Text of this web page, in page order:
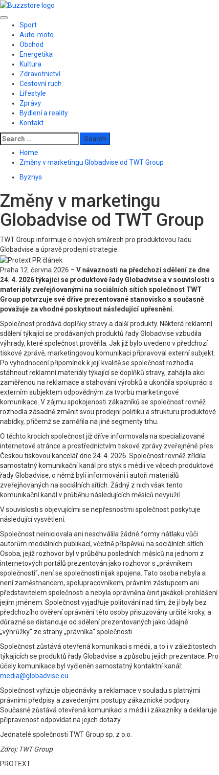
Skip
content
Primary
Menu
Sport
Auto-moto
Obchod
Energetika
Kultura
Zdravotnictví
Cestovní ruch
Lifestyle
Zprávy
Bydlení a reality
Kontakt
Search
for:
Home
Změny v marketingu Globadvise od TWT Group
Byznys
Změny v marketingu
Globadvise od TWT Group
TWT Group informuje o nových směrech pro produktovou řadu
Globadvise a úpravě prodejní strategie.
Praha 12. června 2026 – V návaznosti na předchozí sdělení ze dne
24. 4. 2026 týkající se produktové řady Globadvise a v souvislosti s
materiály zveřejňovanými na sociálních sítích společnost TWT
Group potvrzuje své dříve prezentované stanovisko a současně
považuje za vhodné poskytnout následující upřesnění.
Společnost prodává doplňky stravy a další produkty. Některá reklamní
sdělení týkající se prodávaných produktů řady Globadvise vzbudila
výhrady, které společnost prověřila. Jak již bylo uvedeno v předchozí
tiskové zprávě, marketingovou komunikaci připravoval externí subjekt.
Po vyhodnocení připomínek k její kvalitě se společnost rozhodla
stáhnout reklamní materiály týkající se doplňků stravy, zahájila akci
zaměřenou na reklamace a stahování výrobků a ukončila spolupráci s
externím subjektem odpovědným za tvorbu marketingové
komunikace. V zájmu spokojenosti zákazníků se společnost rovněž
rozhodla zásadně změnit svou prodejní politiku a strukturu produktové
nabídky, přičemž se zaměřila na jiné segmenty trhu.
O těchto krocích společnost již dříve informovala na specializované
internetové stránce a prostřednictvím tiskové zprávy zveřejněné přes
Českou tiskovou kancelář dne 24. 4. 2026. Společnost rovněž zřídila
samostatný komunikační kanál pro styk s médii ve věcech produktové
řady Globadvise, o němž byli informováni i autoři materiálů
zveřejňovaných na sociálních sítích. Žádný z nich však tento
komunikační kanál v průběhu následujících měsíců nevyužil.
V souvislosti s objevujícími se nepřesnostmi společnost poskytuje
následující vysvětlení:
Společnost neiniciovala ani neschválila žádné formy nátlaku vůči
autorům mediálních publikací, včetně příspěvků na sociálních sítích.
Osoba, jejíž rozhovor byl v průběhu posledních měsíců na jednom z
internetových portálů prezentován jako rozhovor s „právníkem
společnosti“, není se společností nijak spojena. Tato osoba nebyla a
není zaměstnancem, spolupracovníkem, právním zástupcem ani
představitelem společnosti a nebyla oprávněna činit jakákoli prohlášení
jejím jménem. Společnost vyjadřuje politování nad tím, že jí byly bez
předchozího ověření oprávnění této osoby přisuzovány určité kroky, a
důrazně se distancuje od sdělení prezentovaných jako údajné
„výhrůžky“ ze strany „právníka“ společnosti.
Společnost zůstává otevřená komunikaci s médii, a to i v záležitostech
týkajících se produktů řady Globadvise a způsobu jejich prezentace. Pro
účely komunikace byl vyčleněn samostatný kontaktní kanál:
media@globadvise.eu
Společnost vyřizuje objednávky a reklamace v souladu s platnými
právními předpisy a zavedenými postupy zákaznické podpory.
Současně zůstává otevřená komunikaci s médii i zákazníky a deklaruje
připravenost odpovídat na jejich dotazy.
Jednatelé společnosti TWT Group sp. z o.o.
Zdroj: TWT Group
PROTEXT